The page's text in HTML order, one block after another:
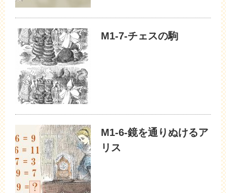
M1-7-チェスの駒
M1-6-鏡を通りぬけるア
リス